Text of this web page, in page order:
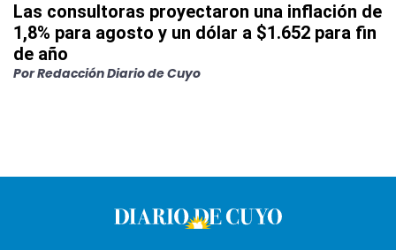
Las consultoras proyectaron una inflación de
1,8% para agosto y un dólar a $1.652 para fin
de año
PorRedacción Diario de Cuyo